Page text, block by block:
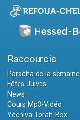
Raccourcis
Paracha de la semaine
Fêtes Juives
News
Cours Mp3-Vidéo
Yéchiva Torah-Box